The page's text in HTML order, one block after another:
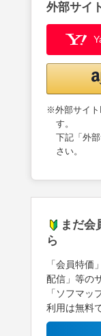
外部サイ
※外部サイト
す。
下記「外
さい。
まだ会
ら
「会員特価
配信」等の
「ソフマ
利用は無料